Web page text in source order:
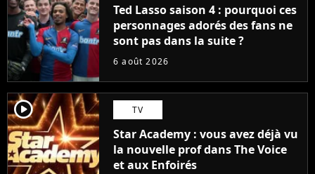
Ted Lasso saison 4 : pourquoi ces
personnages adorés des fans ne
sont pas dans la suite ?
6 août 2026
player2 TV
Star Academy : vous avez déjà vu
la nouvelle prof dans The Voice
et aux Enfoirés